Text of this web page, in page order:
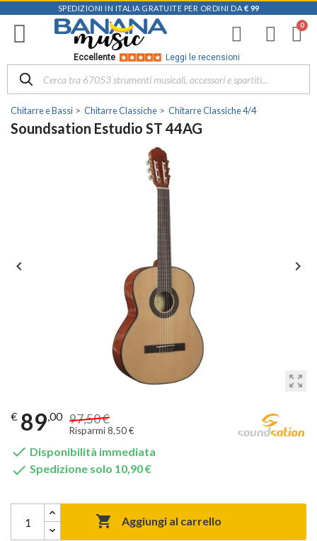
SPEDIZIONI IN ITALIA GRATUITE PER ORDINI DA € 99
Eccellente Leggi le recensioni
Chitarre e Bassi Chitarre Classiche Chitarre Classiche 4/4
Soundsation Estudio ST 44AG
zoom_out_map
 
€ 89,00 97,50 €
Risparmi 8,50 €
 Disponibilità immediata
 Spedizione solo 10,90 €
 Aggiungi al carrello